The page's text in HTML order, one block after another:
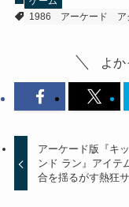
1986
アーケード ア
よか
アーケード版『キ
ンド ラン』アイテ
合を揺るがす熱狂